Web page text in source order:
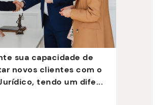
sua capacidade de
novos clientes com o
tendo um dife...